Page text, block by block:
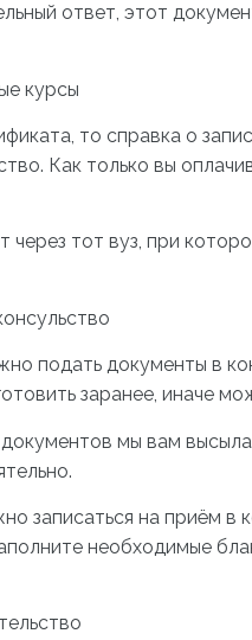
ответ, этот
курсы
то справка о
Как только вы
через тот вуз, при
подать документы в
заранее, иначе
мы вам
записаться на приём в
необходимые